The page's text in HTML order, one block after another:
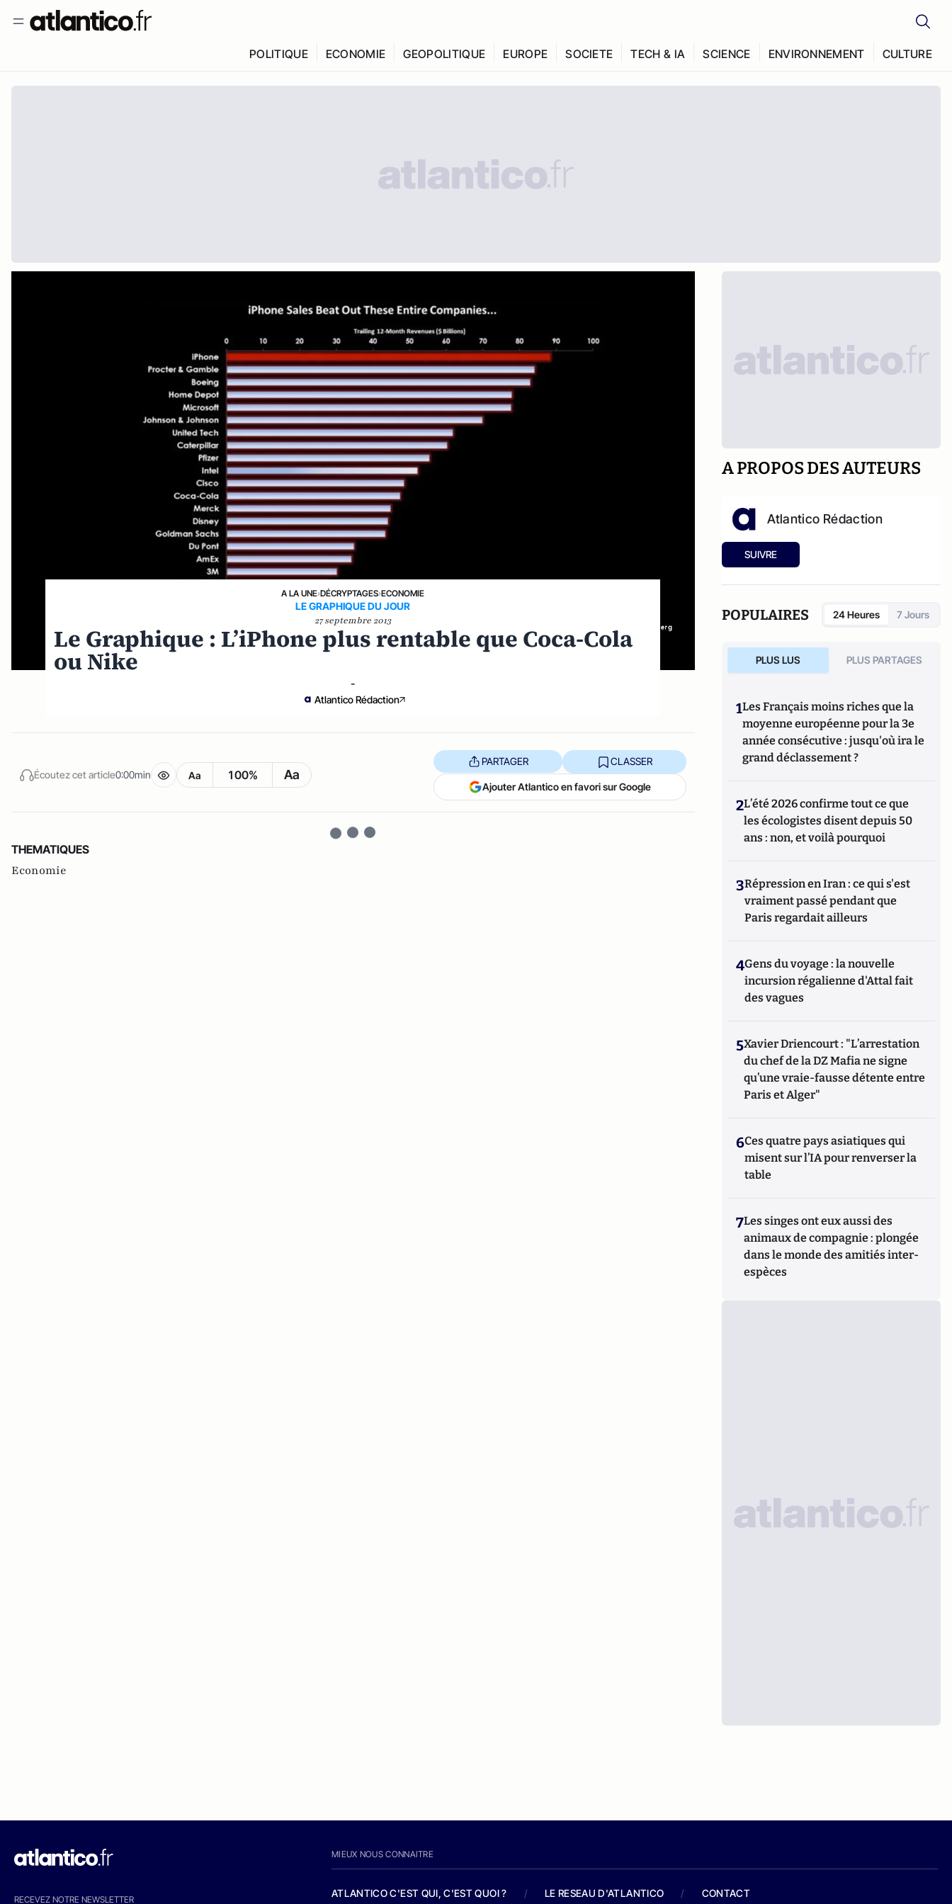
POLITIQUE ECONOMIE GEOPOLITIQUE EUROPE SOCIETE TECH & IA SCIENCE ENVIRONNEMENT CULTURE
A LA UNE›DÉCRYPTAGES›ECONOMIE
LE GRAPHIQUE DU JOUR
27 septembre 2013
Le Graphique : L’iPhone plus rentable que Coca-Cola
ou Nike
-
Atlantico Rédaction
Écoutez cet article0:00min Aa 100% Aa
PARTAGER CLASSER
Ajouter Atlantico en favori sur Google
THEMATIQUES
Economie
A PROPOS DES AUTEURS
Atlantico Rédaction
SUIVRE
POPULAIRES 24 Heures 7 Jours
PLUS LUS PLUS PARTAGES
1Les Français moins riches que la
moyenne européenne pour la 3e
année consécutive : jusqu'où ira le
grand déclassement ?
2L’été 2026 confirme tout ce que
les écologistes disent depuis 50
ans : non, et voilà pourquoi
3Répression en Iran : ce qui s'est
vraiment passé pendant que
Paris regardait ailleurs
4Gens du voyage : la nouvelle
incursion régalienne d'Attal fait
des vagues
5Xavier Driencourt : "L’arrestation
du chef de la DZ Mafia ne signe
qu’une vraie-fausse détente entre
Paris et Alger"
6Ces quatre pays asiatiques qui
misent sur l’IA pour renverser la
table
7Les singes ont eux aussi des
animaux de compagnie : plongée
dans le monde des amitiés inter-
espèces
RECEVEZ NOTRE NEWSLETTER
MIEUX NOUS CONNAITRE
ATLANTICO C'EST QUI, C'EST QUOI ? / LE RESEAU D'ATLANTICO / CONTACT